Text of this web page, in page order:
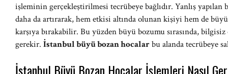
işleminin gerçekleştirilmesi tecrübeye bağlıdır. Yanlış
daha da artırarak, hem etkisi altında olunan kişiyi hem de
karşıya bırakabilir. Bu yüzden büyü bozumu sırasında,
gerekir. İstanbul büyü bozan hocalarbu alanda tecrübeye
İstanbul Büyü Bozan Hocalar İşlemleri Nasıl